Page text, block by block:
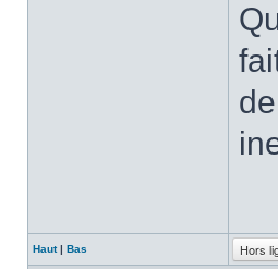
Haut| Bas Hors